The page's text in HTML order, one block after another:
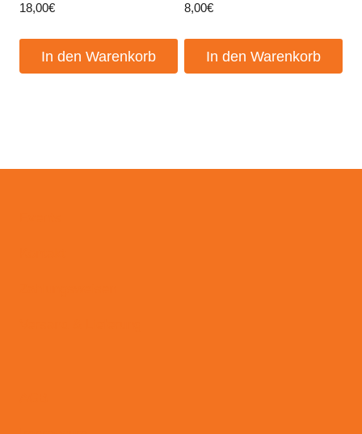
18,00€
In den Warenkorb
8,00€
In den Warenkorb